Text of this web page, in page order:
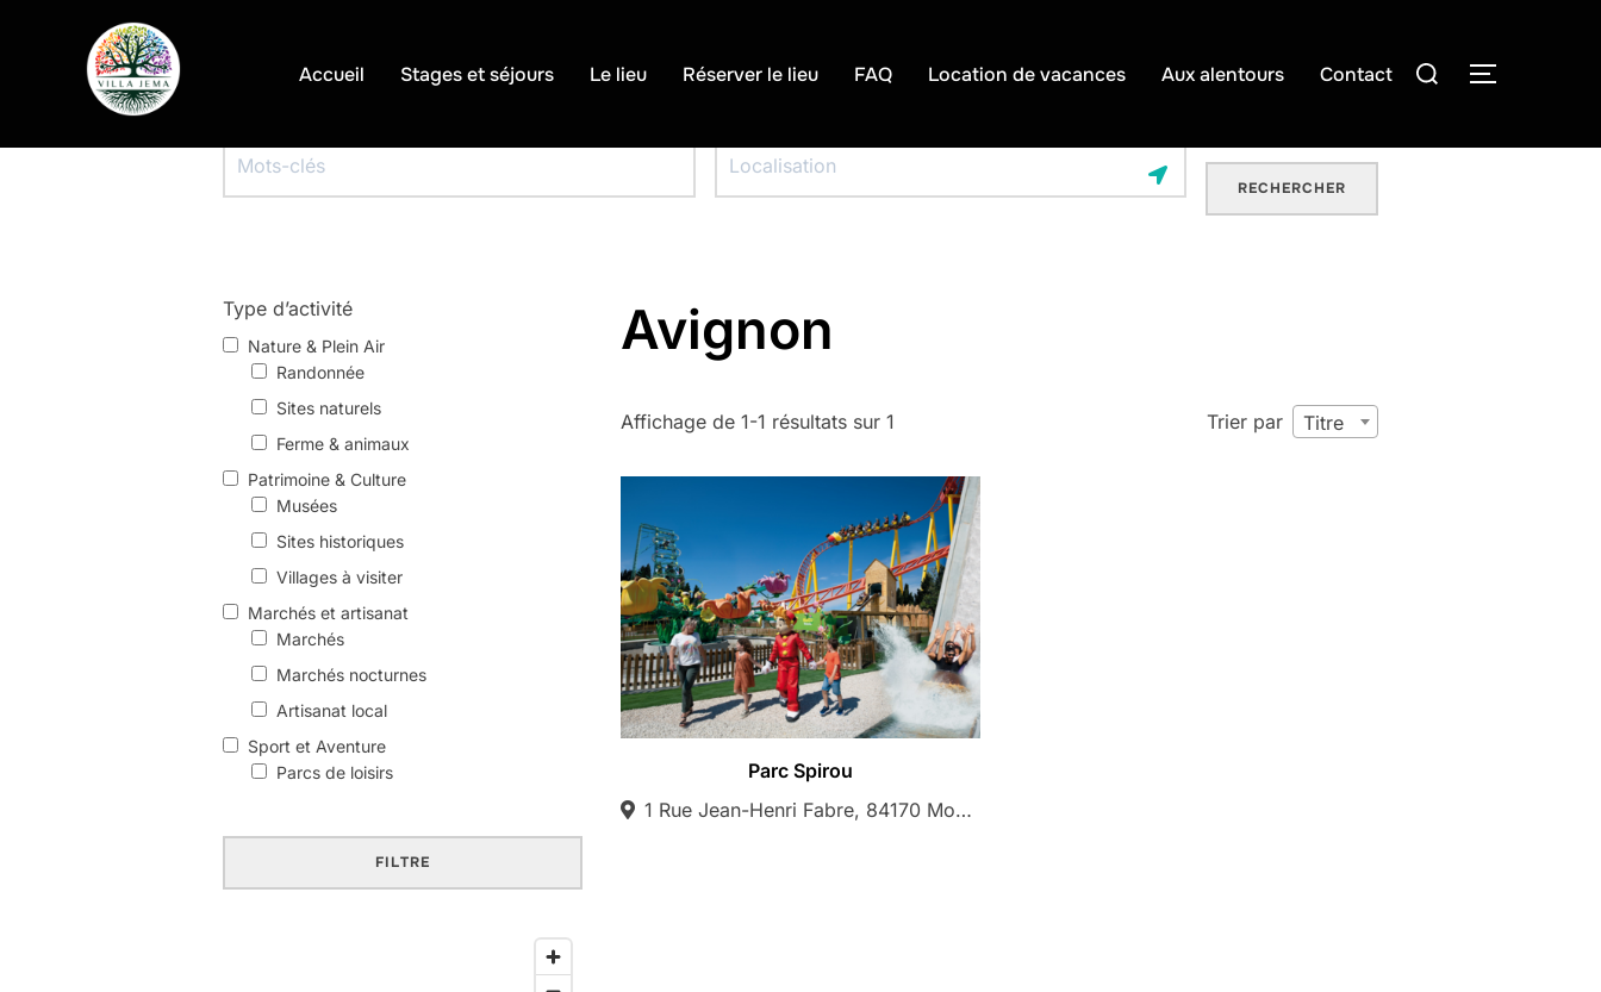
Accueil Stages et séjours Le lieu Réserver le lieu FAQ Location de vacances Aux alentours Contact
Rechercher :
RECHERCHER
Type d’activité
Nature & Plein Air
Randonnée
Sites naturels
Ferme & animaux
Patrimoine & Culture
Musées
Sites historiques
Villages à visiter
Marchés et artisanat
Marchés
Marchés nocturnes
Artisanat local
Sport et Aventure
Parcs de loisirs
Canoë / Paddle
FILTRE
Avignon
Affichage de 1-1 résultats sur 1 Trier par Titre
Parc Spirou
1 Rue Jean-Henri Fabre, 84170 Monteux, France